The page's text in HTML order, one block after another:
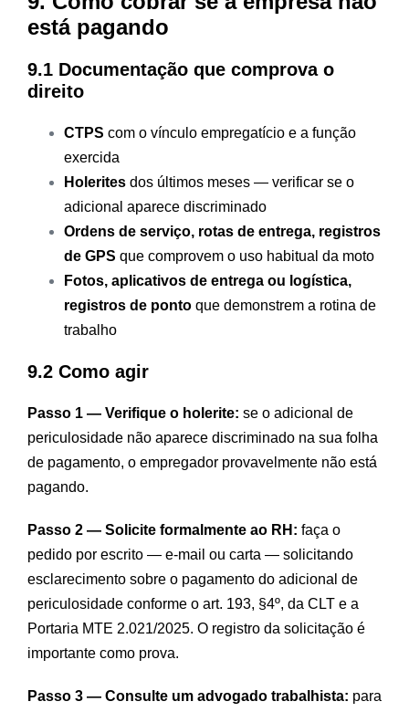
está pagando
9.1 Documentação que comprova o
direito
CTPS com o vínculo empregatício e a função
exercida
Holerites dos últimos meses — verificar se o
adicional aparece discriminado
Ordens de serviço, rotas de entrega, registros
de GPS que comprovem o uso habitual da moto
Fotos, aplicativos de entrega ou logística,
registros de ponto que demonstrem a rotina de
trabalho
9.2 Como agir
Passo 1 — Verifique o holerite: se o adicional de
periculosidade não aparece discriminado na sua folha
de pagamento, o empregador provavelmente não está
pagando.
Passo 2 — Solicite formalmente ao RH: faça o
pedido por escrito — e-mail ou carta — solicitando
esclarecimento sobre o pagamento do adicional de
periculosidade conforme o art. 193, §4º, da CLT e a
Portaria MTE 2.021/2025. O registro da solicitação é
importante como prova.
Passo 3 — Consulte um advogado trabalhista: para